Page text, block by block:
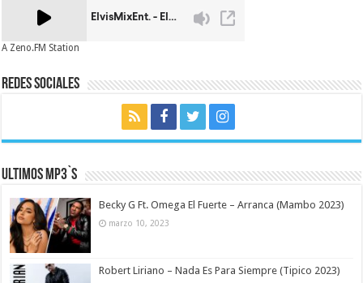
A Zeno.FM Station
Redes Sociales
Ultimos MP3`s
Becky G Ft. Omega El Fuerte – Arranca (Mambo 2023)
marzo 10, 2023
Robert Liriano – Nada Es Para Siempre (Tipico 2023)